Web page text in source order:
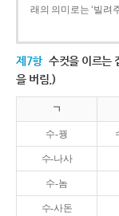
래의 의미로는 ‘빌려
제7항 수컷을 이르는
을 버림.)
ㄱ
수-꿩
수-나사
수-놈
수-사돈